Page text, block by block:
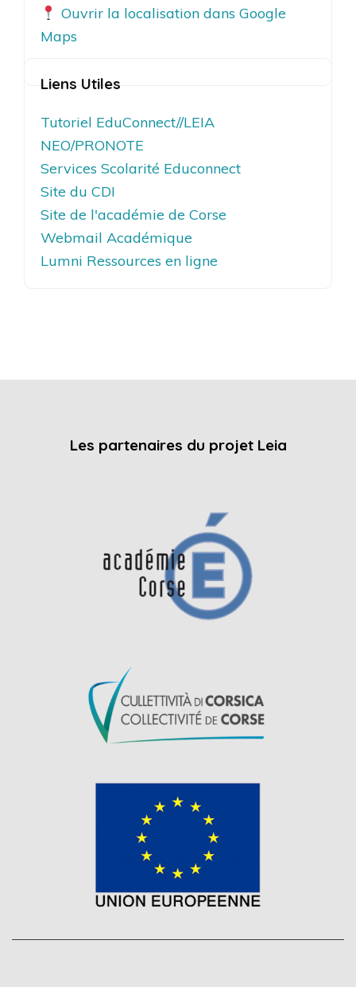
Ouvrir la localisation dans Google
Maps
Liens Utiles
Tutoriel EduConnect//LEIA
NEO/PRONOTE
Services Scolarité Educonnect
Site du CDI
Site de l'académie de Corse
Webmail Académique
Lumni Ressources en ligne
Les partenaires du projet Leia